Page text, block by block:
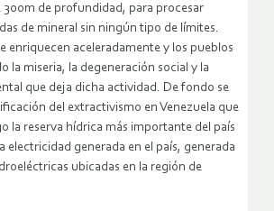
300m de profundidad, para procesar
de mineral sin ningún tipo de límites.
enriquecen aceleradamente y los pueblos
la miseria, la degeneración social y la
que deja dicha actividad. De fondo se
del extractivismo en Venezuela que
la reserva hídrica más importante del país
electricidad generada en el país, generada
ubicadas en la región de